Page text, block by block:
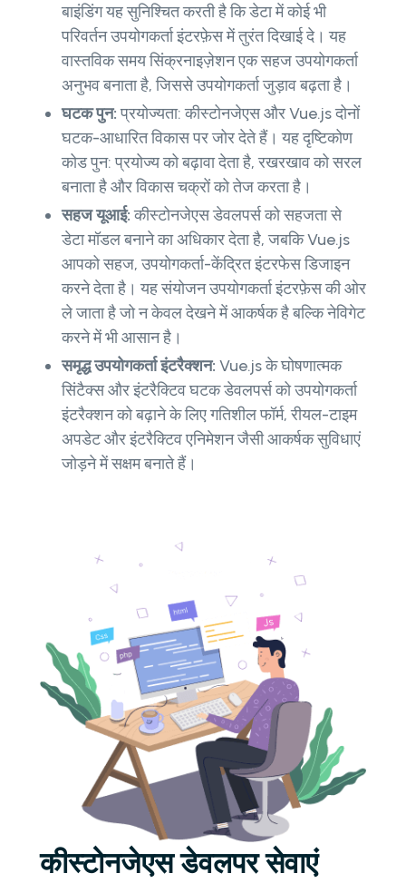
बाइंडिंग यह सुनिश्चित करती है कि डेटा में कोई भी
परिवर्तन उपयोगकर्ता इंटरफ़ेस में तुरंत दिखाई दे। यह
वास्तविक समय सिंक्रनाइज़ेशन एक सहज उपयोगकर्ता
अनुभव बनाता है, जिससे उपयोगकर्ता जुड़ाव बढ़ता है।
घटक पुन:प्रयोज्यता: कीस्टोनजेएस और Vue.js दोनों
घटक-आधारित विकास पर जोर देते हैं। यह दृष्टिकोण
कोड पुन: प्रयोज्य को बढ़ावा देता है, रखरखाव को सरल
बनाता है और विकास चक्रों को तेज करता है।
सहज यूआई:कीस्टोनजेएस डेवलपर्स को सहजता से
डेटा मॉडल बनाने का अधिकार देता है, जबकि Vue.js
आपको सहज, उपयोगकर्ता-केंद्रित इंटरफेस डिजाइन
करने देता है। यह संयोजन उपयोगकर्ता इंटरफ़ेस की ओर
ले जाता है जो न केवल देखने में आकर्षक है बल्कि नेविगेट
करने में भी आसान है।
समृद्ध उपयोगकर्ता इंटरैक्शन: Vue.js के घोषणात्मक
सिंटैक्स और इंटरैक्टिव घटक डेवलपर्स को उपयोगकर्ता
इंटरैक्शन को बढ़ाने के लिए गतिशील फॉर्म, रीयल-टाइम
अपडेट और इंटरैक्टिव एनिमेशन जैसी आकर्षक सुविधाएं
जोड़ने में सक्षम बनाते हैं।
कीस्टोनजेएस डेवलपर सेवाएं